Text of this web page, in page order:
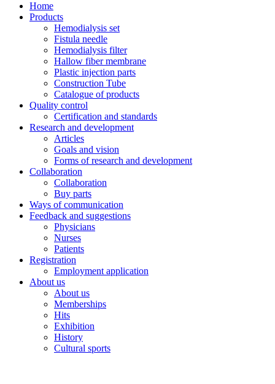
Home
Products
Hemodialysis set
Fistula needle
Hemodialysis filter
Hallow fiber membrane
Plastic injection parts
Construction Tube
Catalogue of products
Quality control
Certification and standards
Research and development
Articles
Goals and vision
Forms of research and development
Collaboration
Collaboration
Buy parts
Ways of communication
Feedback and suggestions
Physicians
Nurses
Patients
Registration
Employment application
About us
About us
Memberships
Hits
Exhibition
History
Cultural sports